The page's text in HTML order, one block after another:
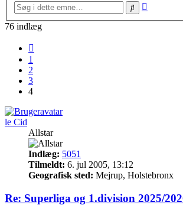
Søg
76 indlæg
1
2
3
4
le Cid
Allstar
Indlæg: 5051
Tilmeldt: 6. jul 2005, 13:12
Geografisk sted: Mejrup, Holstebronx
Re: Superliga og 1.division 2025/